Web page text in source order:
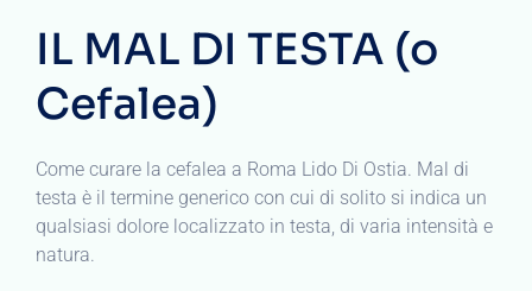
IL MAL DI TESTA (o
Cefalea)
Come curare la cefalea a Roma Lido Di Ostia. Mal di
testa è il termine generico con cui di solito si indica un
qualsiasi dolore localizzato in testa, di varia intensità e
natura.